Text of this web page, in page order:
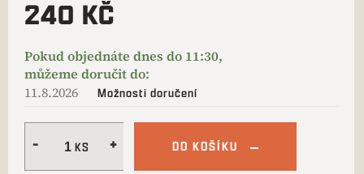
240 KČ
11.8.2026 Možnosti doručení
DO KOŠÍKU